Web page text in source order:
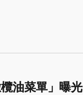
油菜單」曝光